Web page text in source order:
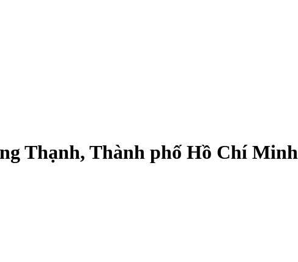
Thạnh, Thành phố Hồ Chí Minh